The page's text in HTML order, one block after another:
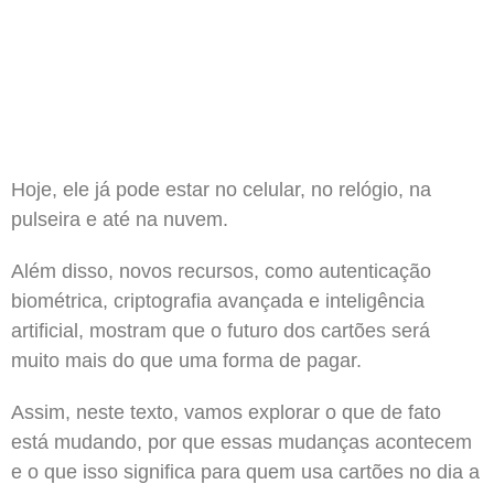
Hoje, ele já pode estar no celular, no relógio, na
pulseira e até na nuvem.
Além disso, novos recursos, como autenticação
biométrica, criptografia avançada e inteligência
artificial, mostram que o futuro dos cartões será
muito mais do que uma forma de pagar.
Assim, neste texto, vamos explorar o que de fato
está mudando, por que essas mudanças acontecem
e o que isso significa para quem usa cartões no dia a